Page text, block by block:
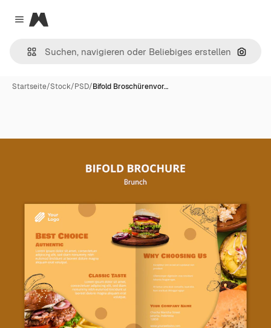
Close menu
Magnific
Nach
Startseite/Stock/PSD/Bifold Broschürenvor…